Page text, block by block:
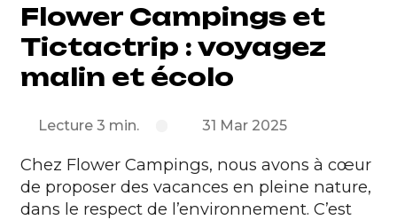
Flower Campings et
Tictactrip : voyagez
malin et écolo
Lecture 3 min. 31 Mar 2025
Chez Flower Campings, nous avons à cœur
de proposer des vacances en pleine nature,
dans le respect de l’environnement. C’est